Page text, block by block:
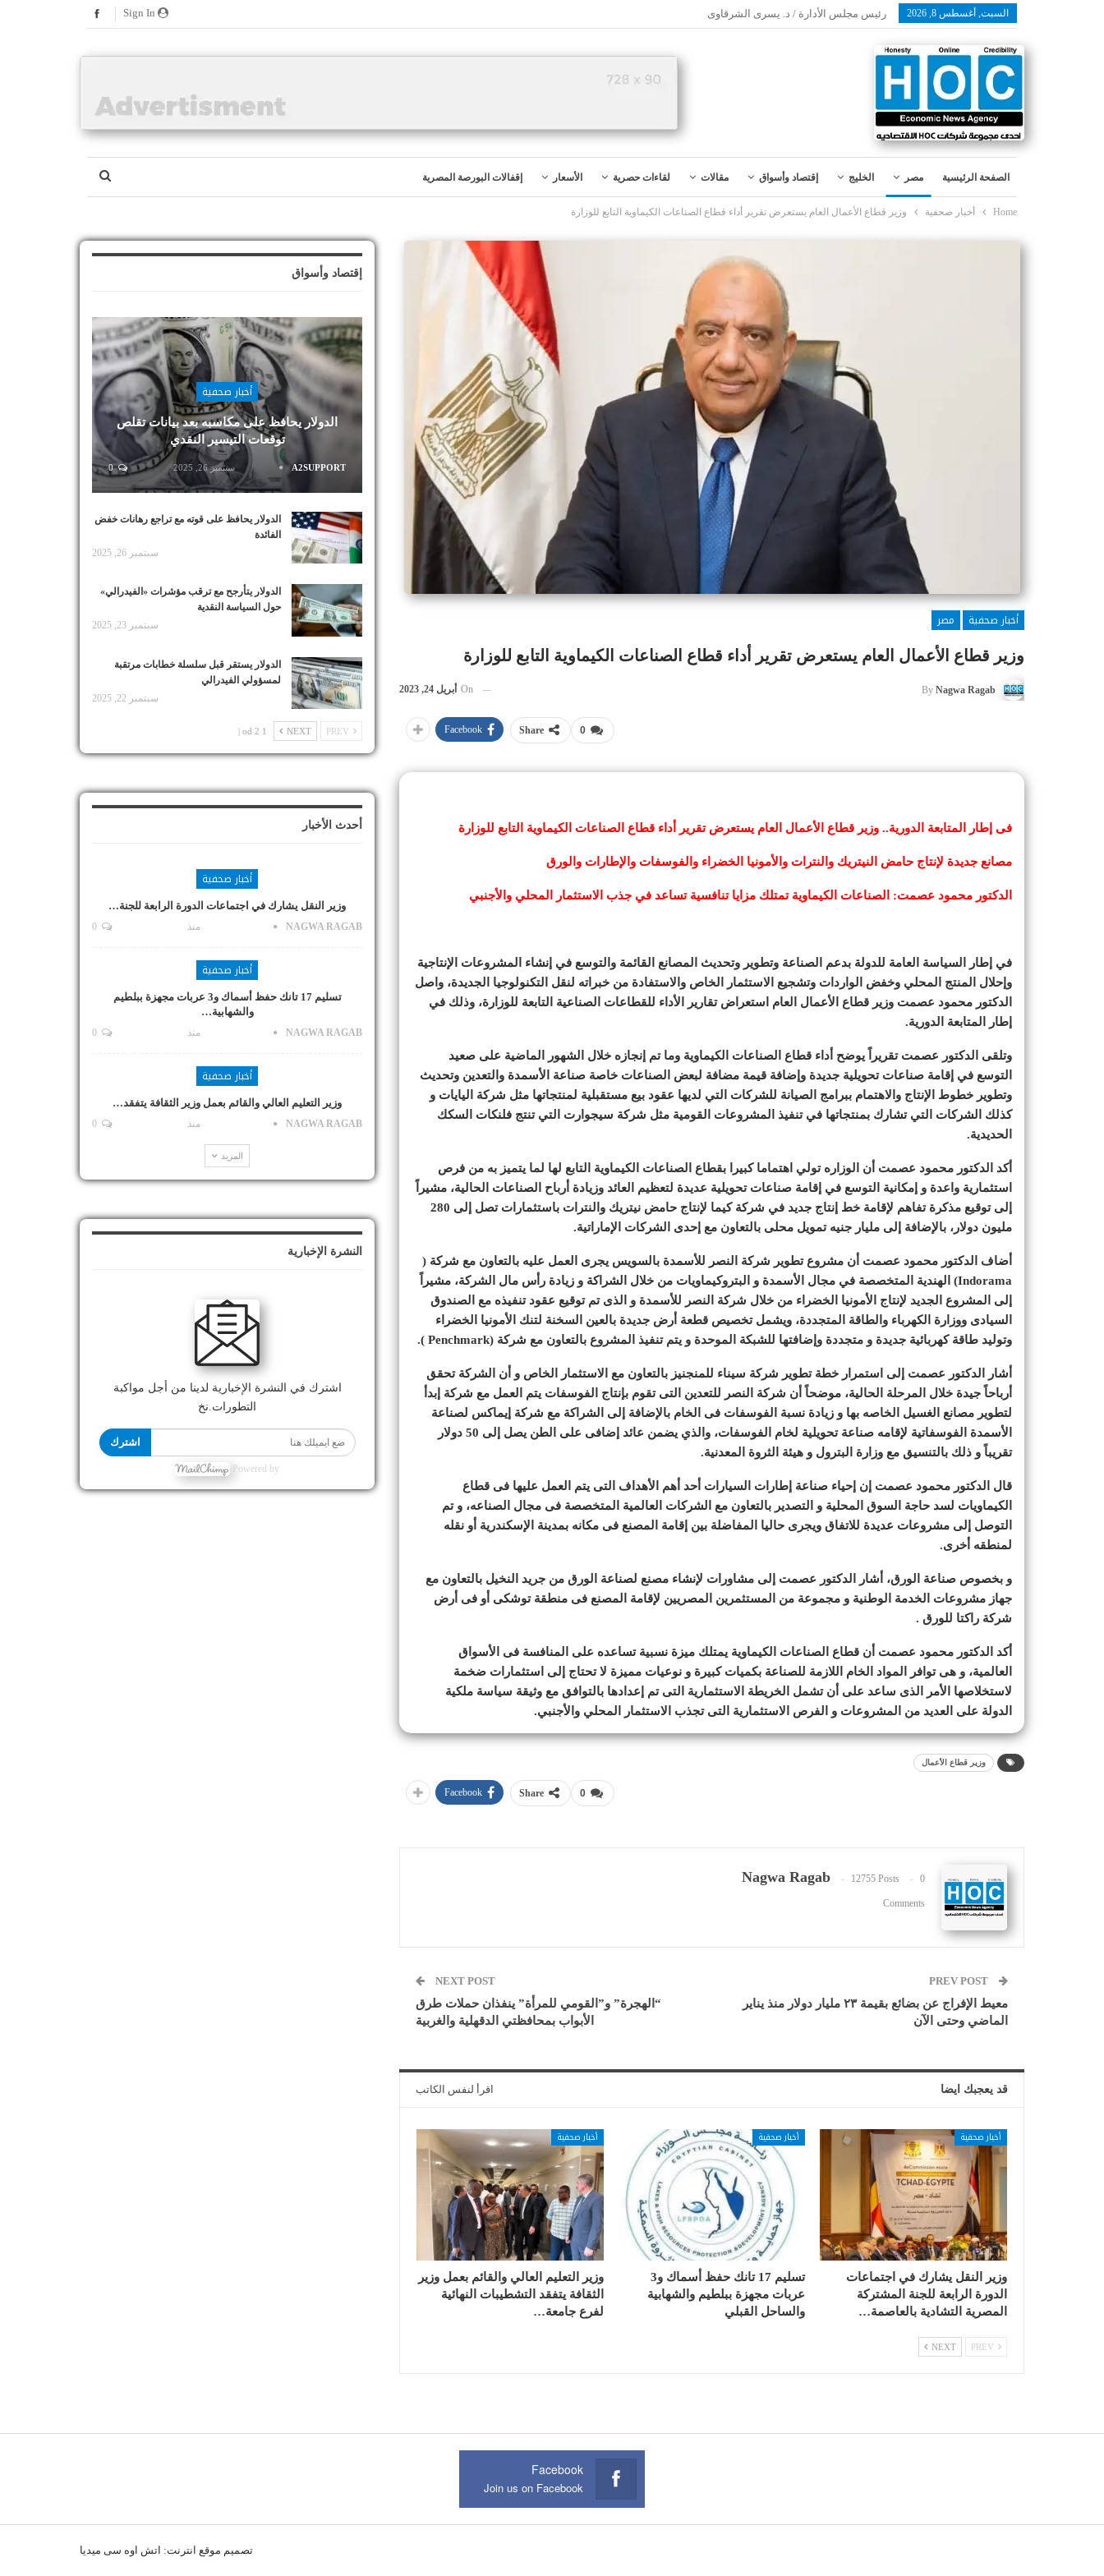
السبت, أغسطس 8, 2026 رئيس مجلس الأدارة / د. يسرى الشرقاوى
الصفحة الرئيسية مصر الخليج إقتصاد وأسواق مقالات لقاءات حصرية الأسعار إقفالات البورصة المصرية
Home أخبار صحفية وزير قطاع الأعمال العام يستعرض تقرير أداء قطاع الصناعات الكيماوية التابع للوزارة
أخبار صحفية
مصر
وزير قطاع الأعمال العام يستعرض تقرير أداء قطاع الصناعات الكيماوية التابع للوزارة
By Nagwa Ragab
On أبريل 24, 2023
0
Share
Facebook
فى إطار المتابعة الدورية.. وزير قطاع الأعمال العام يستعرض تقرير أداء قطاع الصناعات الكيماوية التابع للوزارة
مصانع جديدة لإنتاج حامض النيتريك والنترات والأمونيا الخضراء والفوسفات والإطارات والورق
الدكتور محمود عصمت: الصناعات الكيماوية تمتلك مزايا تنافسية تساعد في جذب الاستثمار المحلي والأجنبي
في إطار السياسة العامة للدولة بدعم الصناعة وتطوير وتحديث المصانع القائمة والتوسع في إنشاء المشروعات الإنتاجية
وإحلال المنتج المحلي وخفض الواردات وتشجيع الاستثمار الخاص والاستفادة من خبراته لنقل التكنولوجيا الجديدة، واصل
الدكتور محمود عصمت وزير قطاع الأعمال العام استعراض تقارير الأداء للقطاعات الصناعية التابعة للوزارة، وذلك في
إطار المتابعة الدورية.
وتلقى الدكتور عصمت تقريراً يوضح أداء قطاع الصناعات الكيماوية وما تم إنجازه خلال الشهور الماضية على صعيد
التوسع في إقامة صناعات تحويلية جديدة وإضافة قيمة مضافة لبعض الصناعات خاصة صناعة الأسمدة والتعدين وتحديث
وتطوير خطوط الإنتاج والاهتمام ببرامج الصيانة للشركات التي لديها عقود بيع مستقبلية لمنتجاتها مثل شركة اليايات و
كذلك الشركات التي تشارك بمنتجاتها في تنفيذ المشروعات القومية مثل شركة سيجوارت التي تنتج فلنكات السكك
الحديدية.
أكد الدكتور محمود عصمت أن الوزاره تولي اهتماما كبيرا بقطاع الصناعات الكيماوية التابع لها لما يتميز به من فرص
استثمارية واعدة و إمكانية التوسع في إقامة صناعات تحويلية عديدة لتعظيم العائد وزيادة أرباح الصناعات الحالية، مشيراً
إلى توقيع مذكرة تفاهم لإقامة خط إنتاج جديد في شركة كيما لإنتاج حامض نيتريك والنترات باستثمارات تصل إلى 280
مليون دولار، بالإضافة إلى مليار جنيه تمويل محلى بالتعاون مع إحدى الشركات الإماراتية.
أضاف الدكتور محمود عصمت أن مشروع تطوير شركة النصر للأسمدة بالسويس يجرى العمل عليه بالتعاون مع شركة (
Indorama) الهندية المتخصصة في مجال الأسمدة و البتروكيماويات من خلال الشراكة و زيادة رأس مال الشركة، مشيراً
إلى المشروع الجديد لإنتاج الأمونيا الخضراء من خلال شركة النصر للأسمدة و الذى تم توقيع عقود تنفيذه مع الصندوق
السيادى ووزارة الكهرباء والطاقة المتجددة، ويشمل تخصيص قطعة أرض جديدة بالعين السخنة لتنك الأمونيا الخضراء
وتوليد طاقة كهربائية جديدة و متجددة وإضافتها للشبكة الموحدة و يتم تنفيذ المشروع بالتعاون مع شركة (Penchmark ).
أشار الدكتور عصمت إلى استمرار خطة تطوير شركة سيناء للمنجنيز بالتعاون مع الاستثمار الخاص و أن الشركة تحقق
أرباحاً جيدة خلال المرحلة الحالية، موضحاً أن شركة النصر للتعدين التى تقوم بإنتاج الفوسفات يتم العمل مع شركة إبدأ
لتطوير مصانع الغسيل الخاصه بها و زيادة نسبة الفوسفات فى الخام بالإضافة إلى الشراكة مع شركة إيماكس لصناعة
الأسمدة الفوسفاتية لإقامه صناعة تحويلية لخام الفوسفات، والذي يضمن عائد إضافى على الطن يصل إلى 50 دولار
تقريباً و ذلك بالتنسيق مع وزارة البترول و هيئة الثروة المعدنية.
قال الدكتور محمود عصمت إن إحياء صناعة إطارات السيارات أحد أهم الأهداف التى يتم العمل عليها فى قطاع
الكيماويات لسد حاجة السوق المحلية و التصدير بالتعاون مع الشركات العالمية المتخصصة فى مجال الصناعه، و تم
التوصل إلى مشروعات عديدة للاتفاق ويجرى حاليا المفاضلة بين إقامة المصنع فى مكانه بمدينة الإسكندرية أو نقله
لمنطقه أخرى.
و بخصوص صناعة الورق، أشار الدكتور عصمت إلى مشاورات لإنشاء مصنع لصناعة الورق من جريد النخيل بالتعاون مع
جهاز مشروعات الخدمة الوطنية و مجموعة من المستثمرين المصريين لإقامة المصنع فى منطقة توشكى أو فى أرض
شركة راكتا للورق .
أكد الدكتور محمود عصمت أن قطاع الصناعات الكيماوية يمتلك ميزة نسبية تساعده على المنافسة فى الأسواق
العالمية، و هى توافر المواد الخام اللازمة للصناعة بكميات كبيرة و نوعيات مميزة لا تحتاج إلى استثمارات ضخمة
لاستخلاصها الأمر الذى ساعد على أن تشمل الخريطة الاستثمارية التى تم إعدادها بالتوافق مع وثيقة سياسة ملكية
الدولة على العديد من المشروعات و الفرص الاستثمارية التى تجذب الاستثمار المحلي والأجنبي.
وزير قطاع الأعمال
0
Share
Facebook
Nagwa Ragab 12755 Posts 0
Comments
معيط الإفراج عن بضائع بقيمة ٢٣ مليار دولار منذ يناير
الماضي وحتى الآن
NEXT POST
“الهجرة” و”القومي للمرأة” ينفذان حملات طرق
الأبواب بمحافظتي الدقهلية والغربية
قد يعجبك ايضا اقرأ لنفس الكاتب
أخبار صحفية
وزير النقل يشارك في اجتماعات
الدورة الرابعة للجنة المشتركة
المصرية التشادية بالعاصمة…
أخبار صحفية
تسليم 17 تانك حفظ أسماك و3
عربات مجهزة ببلطيم والشهابية
والساحل القبلي
أخبار صحفية
وزير التعليم العالي والقائم بعمل وزير
الثقافة يتفقد التشطيبات النهائية
لفرع جامعة…
NEXT
إقتصاد وأسواق
أخبار صحفية
الدولار يحافظ على مكاسبه بعد بيانات تقلص
توقعات التيسير النقدي
A2SUPPORT سبتمبر 26, 2025 0
الدولار يحافظ على قوته مع تراجع رهانات خفض
الفائدة
سبتمبر 26, 2025
الدولار يتأرجح مع ترقب مؤشرات «الفيدرالي»
حول السياسة النقدية
سبتمبر 23, 2025
الدولار يستقر قبل سلسلة خطابات مرتقبة
لمسؤولي الفيدرالي
سبتمبر 22, 2025
NEXT
1 od 2 |
أحدث الأخبار
أخبار صحفية
وزير النقل يشارك في اجتماعات الدورة الرابعة للجنة…
NAGWA RAGAB منذ
أخبار صحفية
تسليم 17 تانك حفظ أسماك و3 عربات مجهزة ببلطيم
والشهابية…
NAGWA RAGAB منذ
أخبار صحفية
وزير التعليم العالي والقائم بعمل وزير الثقافة يتفقد…
NAGWA RAGAB منذ
المزيد
النشرة الإخبارية
اشترك في النشرة الإخبارية لدينا من أجل مواكبة
التطورات.نخ
اشترك
Powered by
Facebook
Join us on Facebook
تصميم موقع انترنت: اتش اوه سى ميديا